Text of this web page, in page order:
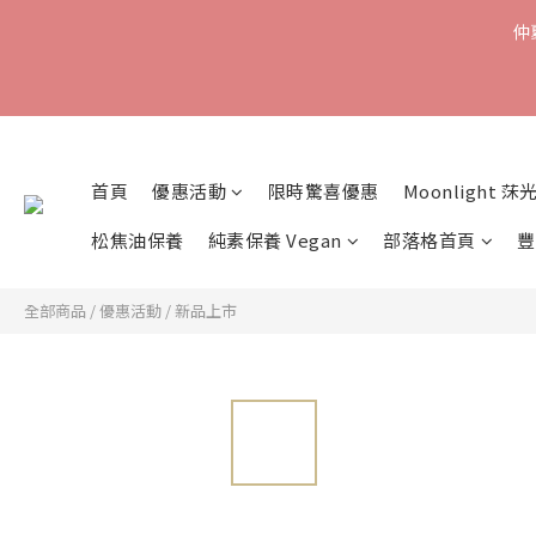
仲
首頁 優惠活動 限時驚喜優惠
Moonlight 莯
松焦油保養
純素保養 Vegan 部落格首頁
全部商品 /優惠活動 /新品上市